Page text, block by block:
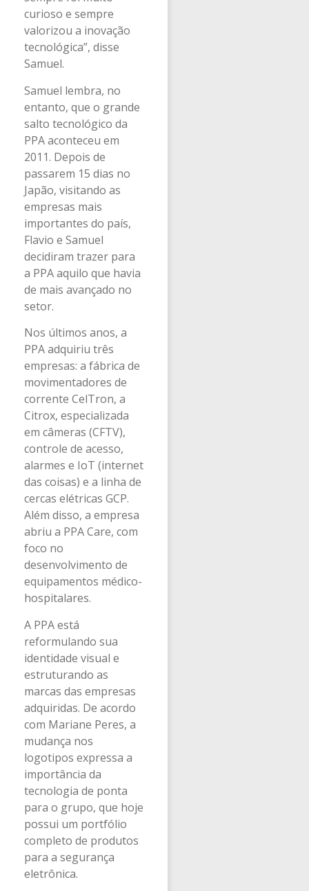
curioso e sempre
valorizou a inovação
tecnológica”, disse
Samuel.
Samuel lembra, no
entanto, que o grande
salto tecnológico da
PPA aconteceu em
2011. Depois de
passarem 15 dias no
Japão, visitando as
empresas mais
importantes do país,
Flavio e Samuel
decidiram trazer para
a PPA aquilo que havia
de mais avançado no
setor.
Nos últimos anos, a
PPA adquiriu três
empresas: a fábrica de
movimentadores de
corrente CelTron, a
Citrox, especializada
em câmeras (CFTV),
controle de acesso,
alarmes e IoT (internet
das coisas) e a linha de
cercas elétricas GCP.
Além disso, a empresa
abriu a PPA Care, com
foco no
desenvolvimento de
equipamentos médico-
hospitalares.
A PPA está
reformulando sua
identidade visual e
estruturando as
marcas das empresas
adquiridas. De acordo
com Mariane Peres, a
mudança nos
logotipos expressa a
importância da
tecnologia de ponta
para o grupo, que hoje
possui um portfólio
completo de produtos
para a segurança
eletrônica.